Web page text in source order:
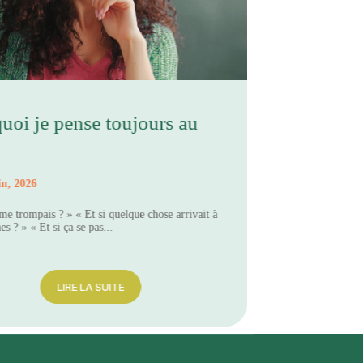
je pense toujours au
2026
trompais ? » « Et si quelque chose arrivait à
? » « Et si ça se pas...
LIRE LA SUITE